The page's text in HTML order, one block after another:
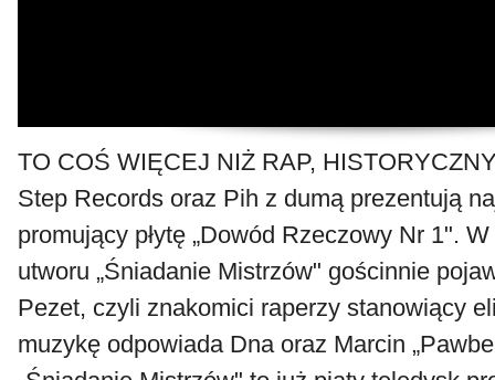
TO COŚ WIĘCEJ NIŻ RAP,
Step Records oraz Pih z dumą prezentują
promujący płytę „Dowód Rzeczowy Nr 1".
utworu „Śniadanie Mistrzów" gościnnie
Pezet, czyli znakomici raperzy stanowiący
muzykę odpowiada Dna oraz Marcin